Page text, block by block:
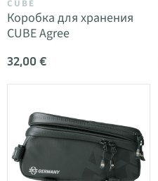
CUBE
Коробка для хранения
CUBE Agree
32,00 €